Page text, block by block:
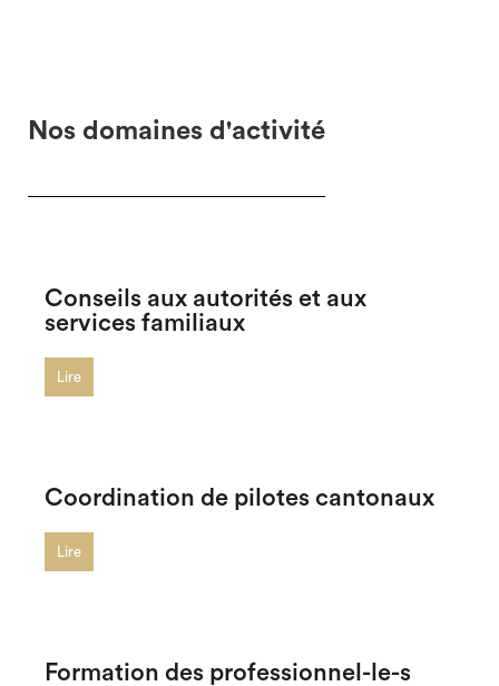
Nos domaines d'activité
Conseils aux autorités et aux
services familiaux
Lire
Coordination de pilotes cantonaux
Lire
Formation des professionnel-le-s